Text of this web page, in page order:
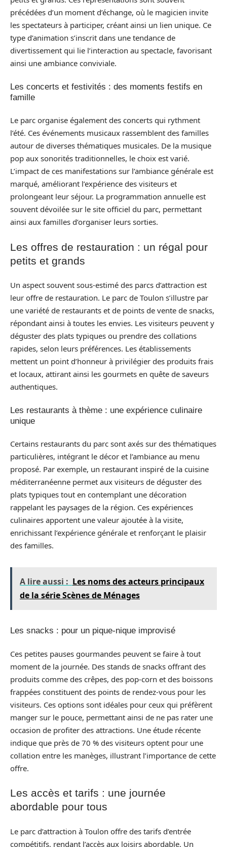
précédées d’un moment d’échange, où le magicien invite
les spectateurs à participer, créant ainsi un lien unique. Ce
type d’animation s’inscrit dans une tendance de
divertissement qui lie l’interaction au spectacle, favorisant
ainsi une ambiance conviviale.
Les concerts et festivités : des moments festifs en
famille
Le parc organise également des concerts qui rythment
l’été. Ces événements musicaux rassemblent des familles
autour de diverses thématiques musicales. De la musique
pop aux sonorités traditionnelles, le choix est varié.
L’impact de ces manifestations sur l’ambiance générale est
marqué, améliorant l’expérience des visiteurs et
prolongeant leur séjour. La programmation annuelle est
souvent dévoilée sur le site officiel du parc, permettant
ainsi aux familles d’organiser leurs sorties.
Les offres de restauration : un régal pour
petits et grands
Un aspect souvent sous-estimé des parcs d’attraction est
leur offre de restauration. Le parc de Toulon s’illustre par
une variété de restaurants et de points de vente de snacks,
répondant ainsi à toutes les envies. Les visiteurs peuvent y
déguster des plats typiques ou prendre des collations
rapides, selon leurs préférences. Les établissements
mettent un point d’honneur à privilégier des produits frais
et locaux, attirant ainsi les gourmets en quête de saveurs
authentiques.
Les restaurants à thème : une expérience culinaire
unique
Certains restaurants du parc sont axés sur des thématiques
particulières, intégrant le décor et l’ambiance au menu
proposé. Par exemple, un restaurant inspiré de la cuisine
méditerranéenne permet aux visiteurs de déguster des
plats typiques tout en contemplant une décoration
rappelant les paysages de la région. Ces expériences
culinaires apportent une valeur ajoutée à la visite,
enrichissant l’expérience générale et renforçant le plaisir
des familles.
A lire aussi : Les noms des acteurs principaux
de la série Scènes de Ménages
Les snacks : pour un pique-nique improvisé
Ces petites pauses gourmandes peuvent se faire à tout
moment de la journée. Des stands de snacks offrant des
produits comme des crêpes, des pop-corn et des boissons
frappées constituent des points de rendez-vous pour les
visiteurs. Ces options sont idéales pour ceux qui préfèrent
manger sur le pouce, permettant ainsi de ne pas rater une
occasion de profiter des attractions. Une étude récente
indique que près de 70 % des visiteurs optent pour une
collation entre les manèges, illustrant l’importance de cette
offre.
Les accès et tarifs : une journée
abordable pour tous
Le parc d’attraction à Toulon offre des tarifs d’entrée
compétitifs, rendant l’accès aux loisirs abordable. Un